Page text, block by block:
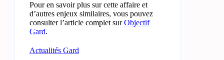
Pour en savoir plus sur cette affaire et
d’autres enjeux similaires, vous pouvez
consulter l’article complet surObjectif
Gard.
Actualités Gard